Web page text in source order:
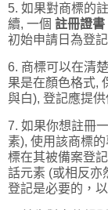
5. 如果對商標的
續, 一個 註冊證書
初始申請日為登
6. 商標可以在清
果是在顏色格式,
與白), 登記應提
7. 如果你想註冊
素), 使用該商標
標在其被備案登
話元素 (或相反亦
登記是必要的，